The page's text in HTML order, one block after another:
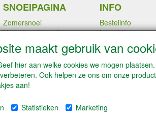
SNOEIPAGINA
Zomersnoei
Hoe plant ik aardbeien
Wintersnoei
Snoeien kiwi en
druivenplanten
Fruitbomen in leivorm
snoeien
fruitbomen
INFO
Bestelinfo
Links
Contact /
Algemene
maakt gebruik van
hier aan welke cookies we mogen
Ook helpen ze ons om onze
aan!
Statistieken Marketing